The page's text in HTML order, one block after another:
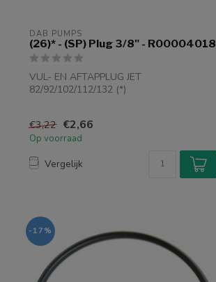
DAB PUMPS
(26)* - (SP) Plug 3/8" - R00004018
VUL- EN AFTAPPLUG JET
82/92/102/112/132 (*)
€3,22 €2,66
Op voorraad
Vergelijk
-17%